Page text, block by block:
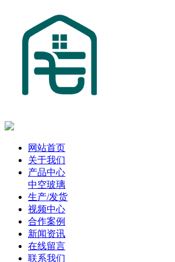
网站首页
关于我们
产品中心
中空玻璃
生产/发货
视频中心
合作案例
新闻资讯
在线留言
联系我们